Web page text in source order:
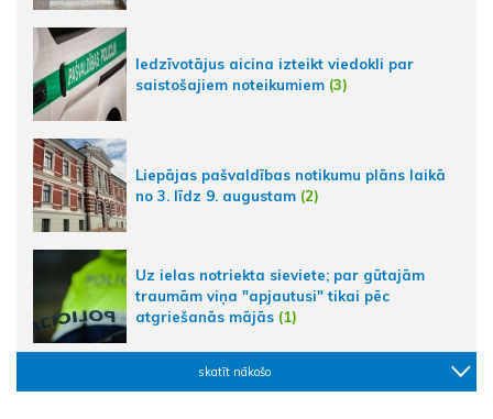
Iedzīvotājus aicina izteikt viedokli par
saistošajiem noteikumiem (3)
Liepājas pašvaldības notikumu plāns laikā
no 3. līdz 9. augustam (2)
Uz ielas notriekta sieviete; par gūtajām
traumām viņa "apjautusi" tikai pēc
atgriešanās mājās (1)
skatīt nākošo